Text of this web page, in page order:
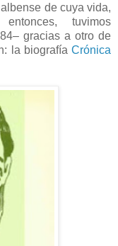
de cuya vida,
tuvimos
gracias a otro de
la biografía Crónica